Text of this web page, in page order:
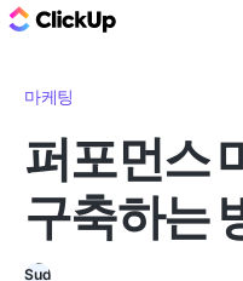
마케팅
퍼포먼스
구축하는